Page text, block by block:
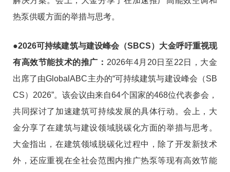
热泵供暖方面的举措与思考。
●2026可持续建筑与建设峰会（SBCS）大金呼吁重视现
有高效节能技术的推广 ： 2026年4月20日至22日，大金
出席了由GlobalABC主办的“可持续建筑与建设峰会（SB
CS）2026”。该会议由来自64个国家的468位代表参会，
共同探讨了加速建筑可持续发展的具体行动。会上，大
金分享了在建筑与建设领域脱碳化方面的举措与思考。
大金指出，在建筑领域脱碳化过程中，除了开发新技术
外，还应重视在全社会范围内推广热泵等现有高效节能